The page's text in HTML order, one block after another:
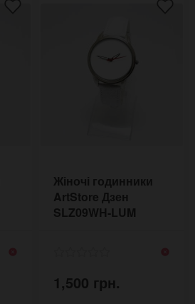
Жіночі годинники
ArtStore Дзен
SLZ09WH-LUM
1,500 грн.